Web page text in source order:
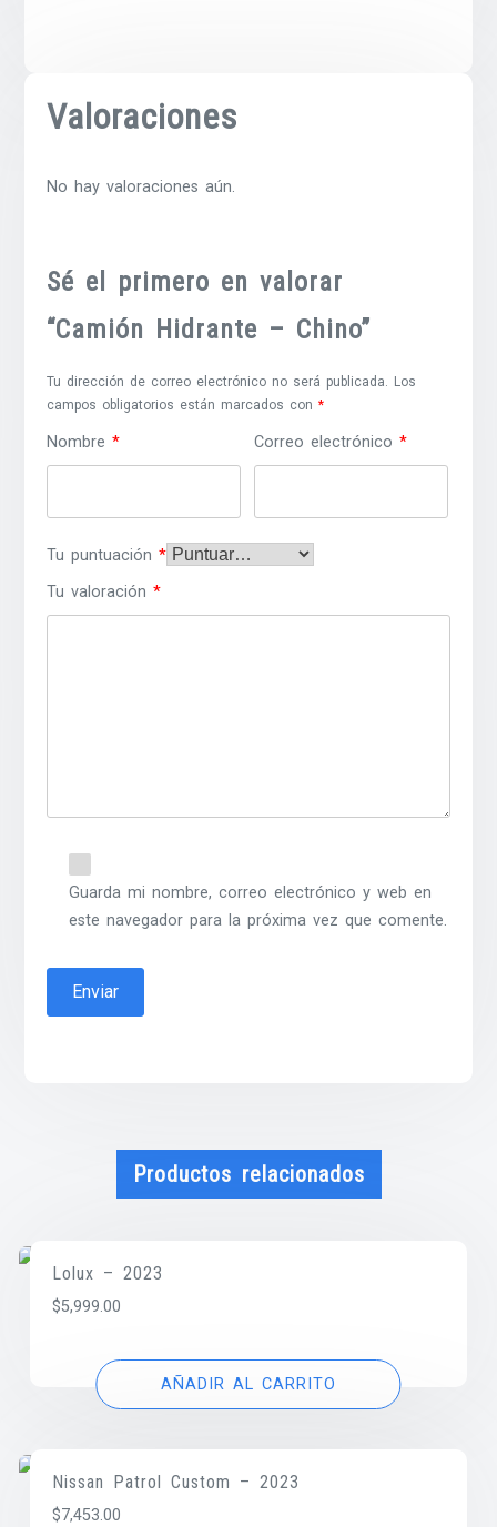
Valoraciones
No hay valoraciones aún.
Sé el primero en valorar
“Camión Hidrante – Chino”
Tu dirección de correo electrónico no será publicada.
Los
campos obligatorios están marcados con*
Nombre* Correo electrónico*
Tu puntuación*
Tu valoración*
Guarda mi nombre, correo electrónico y web en
este navegador para la próxima vez que comente.
Productos relacionados
Lolux – 2023
$5,999.00
AÑADIR AL CARRITO
Nissan Patrol Custom – 2023
$7,453.00